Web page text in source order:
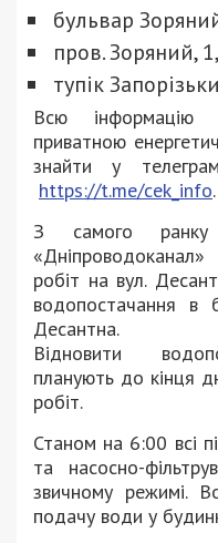
бульвар
пров. Зоряний,
тупік
Всю інформацію
приватною
знайти у
https://t.me/cek_info.
З самого
робіт на вул.
водопостачання
Десантна.
Відновити
планують до кінця
робіт.
Станом на 6:00 всі
та насосно-
звичному режимі.
подачу води у